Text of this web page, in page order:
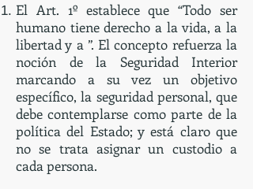
El Art. 1º establece que “Todo ser
humano tiene derecho a la vida, a la
libertad y a ”. El concepto refuerza la
noción de la Seguridad Interior
marcando a su vez un objetivo
específico, la seguridad personal, que
debe contemplarse como parte de la
política del Estado; y está claro que
no se trata asignar un custodio a
cada persona.